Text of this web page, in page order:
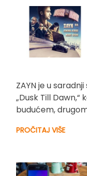
ZAYN je u
„Dusk Till
budućem,
PROČITAJ VIŠE